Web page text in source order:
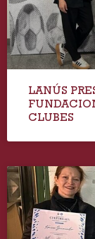
LANÚS
CLUBES